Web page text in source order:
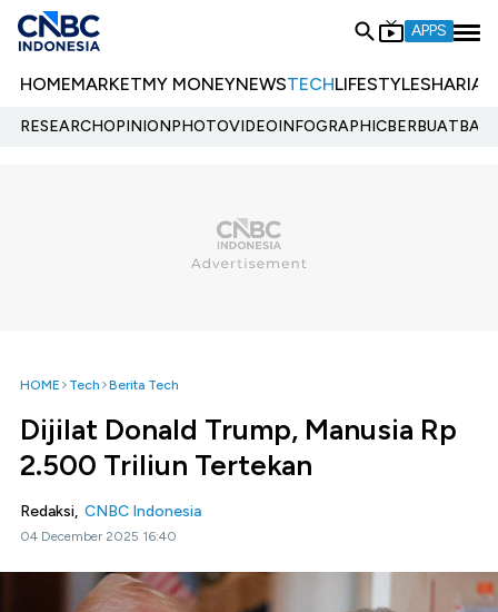
APPS
HOMEMARKETMY MONEYNEWSTECHLIFESTYLESHARIA
RESEARCHOPINIONPHOTOVIDEOINFOGRAPHIC
HOME Tech Berita Tech
Dijilat Donald Trump, Manusia Rp
2.500 Triliun Tertekan
Redaksi, CNBC Indonesia
04 December 2025 16:40